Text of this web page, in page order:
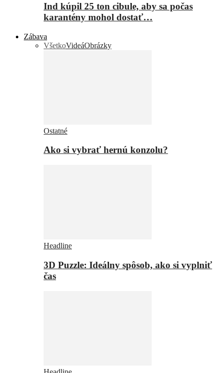
Ind kúpil 25 ton cibule, aby sa počas
karantény mohol dostať…
Zábava
VšetkoVideáObrázky
Ostatné
Ako si vybrať hernú konzolu?
Headline
3D Puzzle: Ideálny spôsob, ako si vyplniť
čas